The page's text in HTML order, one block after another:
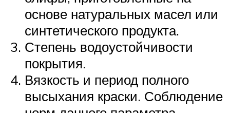
основе натуральных масел или
синтетического продукта.
Степень водоустойчивости
покрытия.
Вязкость и период полного
высыхания краски. Соблюдение